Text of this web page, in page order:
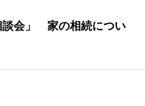
談会」 家の相続につい